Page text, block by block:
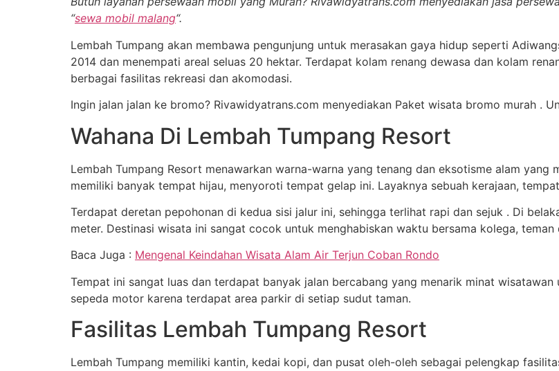
“sewa mobil malang“.
Lembah Tumpang akan membawa pengunjung untuk merasakan gaya hidup seperti
2014 dan menempati areal seluas 20 hektar. Terdapat kolam renang dewasa dan kolam
berbagai fasilitas rekreasi dan akomodasi.
Ingin jalan jalan ke bromo? Rivawidyatrans.com menyediakan Paket wisata bromo murah .
Wahana Di Lembah Tumpang Resort
Lembah Tumpang Resort menawarkan warna-warna yang tenang dan eksotisme alam yang
memiliki banyak tempat hijau, menyoroti tempat gelap ini. Layaknya sebuah kerajaan,
Terdapat deretan pepohonan di kedua sisi jalur ini, sehingga terlihat rapi dan sejuk . Di
meter. Destinasi wisata ini sangat cocok untuk menghabiskan waktu bersama kolega, teman
Baca Juga : Mengenal Keindahan Wisata Alam Air Terjun Coban Rondo
Tempat ini sangat luas dan terdapat banyak jalan bercabang yang menarik minat
sepeda motor karena terdapat area parkir di setiap sudut taman.
Fasilitas Lembah Tumpang Resort
Lembah Tumpang memiliki kantin, kedai kopi, dan pusat oleh-oleh sebagai pelengkap